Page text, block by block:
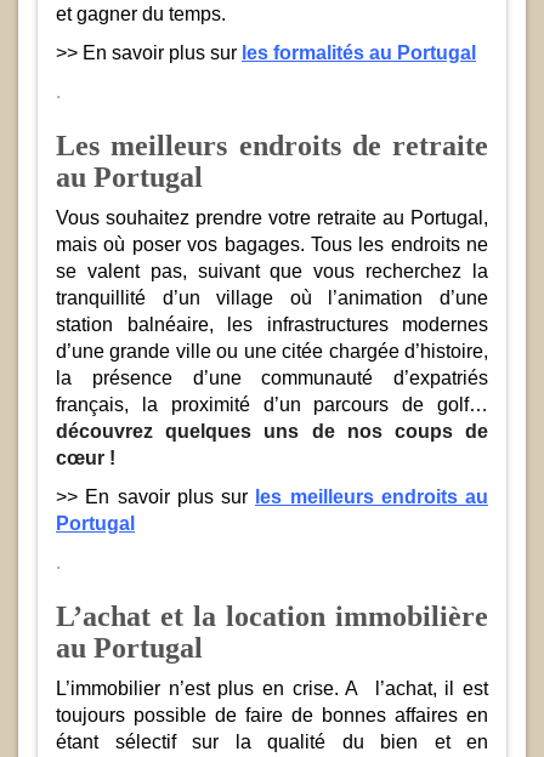
et gagner du temps.
>> En savoir plus sur les formalités au Portugal
.
Les meilleurs endroits de retraite
au Portugal
Vous souhaitez prendre votre retraite au Portugal,
mais où poser vos bagages. Tous les endroits ne
se valent pas, suivant que vous recherchez la
tranquillité d’un village où l’animation d’une
station balnéaire, les infrastructures modernes
d’une grande ville ou une citée chargée d’histoire,
la présence d’une communauté d’expatriés
français, la proximité d’un parcours de golf…
découvrez quelques uns de nos coups de
cœur !
>> En savoir plus sur les meilleurs endroits au
Portugal
.
L’achat et la location immobilière
au Portugal
L’immobilier n’est plus en crise. A l’achat, il est
toujours possible de faire de bonnes affaires en
étant sélectif sur la qualité du bien et en